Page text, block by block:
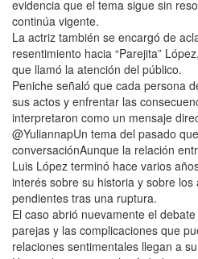
evidencia que el tema sigue sin
continúa vigente.
La actriz también se encargó de
resentimiento hacia “Parejita”
que llamó la atención del público.
Peniche señaló que cada persona
sus actos y enfrentar las
interpretaron como un mensaje
@YuliannapUn tema del pasado
conversaciónAunque la relación
Luis López terminó hace varios
interés sobre su historia y sobre
pendientes tras una ruptura.
El caso abrió nuevamente el
parejas y las complicaciones que
relaciones sentimentales llegan a